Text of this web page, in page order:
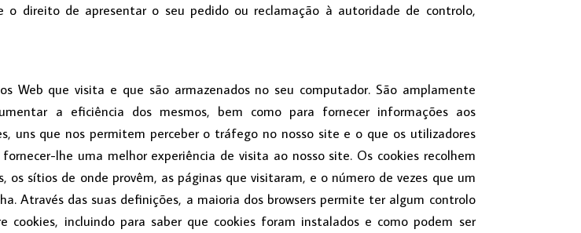
direito de apresentar o seu pedido ou reclamação à autoridade de controlo,
Web que visita e que são armazenados no seu computador. São amplamente
a eficiência dos mesmos, bem como para fornecer informações aos
uns que nos permitem perceber o tráfego no nosso site e o que os utilizadores
lhe uma melhor experiência de visita ao nosso site. Os cookies recolhem
sítios de onde provêm, as páginas que visitaram, e o número de vezes que um
Através das suas definições, a maioria dos browsers permite ter algum controlo
cookies, incluindo para saber que cookies foram instalados e como podem ser